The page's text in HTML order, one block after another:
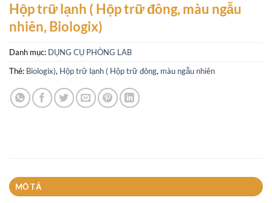
Hộp trữ lạnh ( Hộp trữ đông, màu ngẫu
nhiên, Biologix)
Danh mục: DỤNG CỤ PHÒNG LAB
Thẻ: Biologix), Hộp trữ lạnh ( Hộp trữ đông, màu ngẫu nhiên
MÔ TẢ